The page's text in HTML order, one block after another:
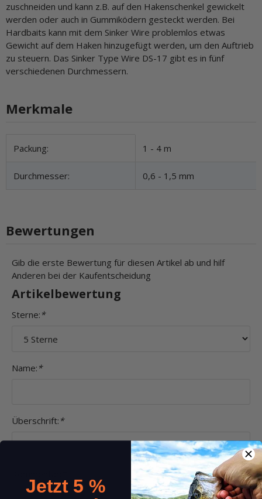
zuschneiden und kann z.B. auf den Hakenschenkel gewickelt
werden oder auch in Gummiködern gesteckt werden. Bei
Hardbaits kann mit dem Sinker Wire problemlos etwas
Gewicht auf dem Haken hinzugefügt werden, um den Auftrieb
zu steuern. Das Sinker Type Wire DS-17 gibt es in fünf
verschiedenen Durchmessern.
Merkmale
Produkteigenschaft
Wert
Packung: 1 - 4 m
Durchmesser: 0,6 - 1,5 mm
Bewertungen
Gib die erste Bewertung für diesen Artikel ab und hilf
Anderen bei der Kaufentscheidung
Artikelbewertung
Sterne: *
Name: *
Überschrift: *
Jetzt 5 %